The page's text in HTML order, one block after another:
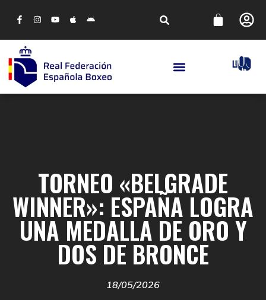
TORNEO «BELGRADE
WINNER»: ESPAÑA LOGRA
UNA MEDALLA DE ORO Y
DOS DE BRONCE
18/05/2026